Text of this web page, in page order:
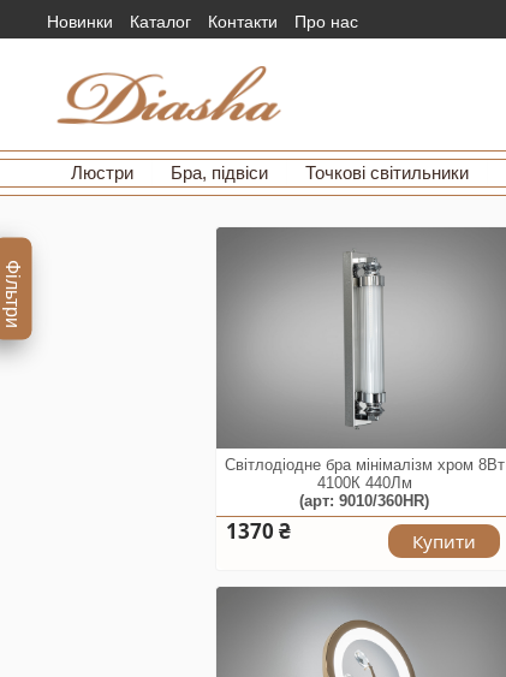
Новинки Каталог Контакти Про нас
Люстри Бра, підвіси Точкові світильники
Фільтри
Світлодіодне бра мінімалізм хром 8Вт
4100К 440Лм
(арт: 9010/360HR)
1370 ₴ Купити